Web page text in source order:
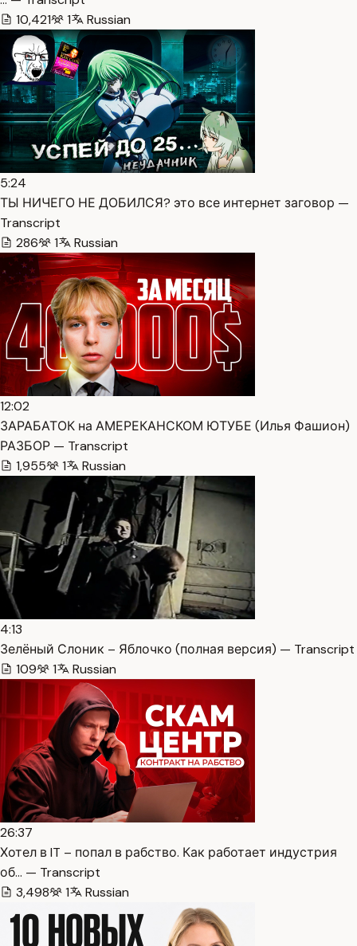
10,421
1 Russian
5:24
ТЫ НИЧЕГО НЕ ДОБИЛСЯ? это все интернет заговор —
Transcript
286
1 Russian
12:02
ЗАРАБАТОК на АМЕРЕКАНСКОМ ЮТУБЕ (Илья Фашион)
РАЗБОР — Transcript
1,955
1 Russian
4:13
Зелёный Слоник – Яблочко (полная версия) — Transcript
109
1 Russian
26:37
Хотел в IT – попал в рабство. Как работает индустрия
об… — Transcript
3,498
1 Russian